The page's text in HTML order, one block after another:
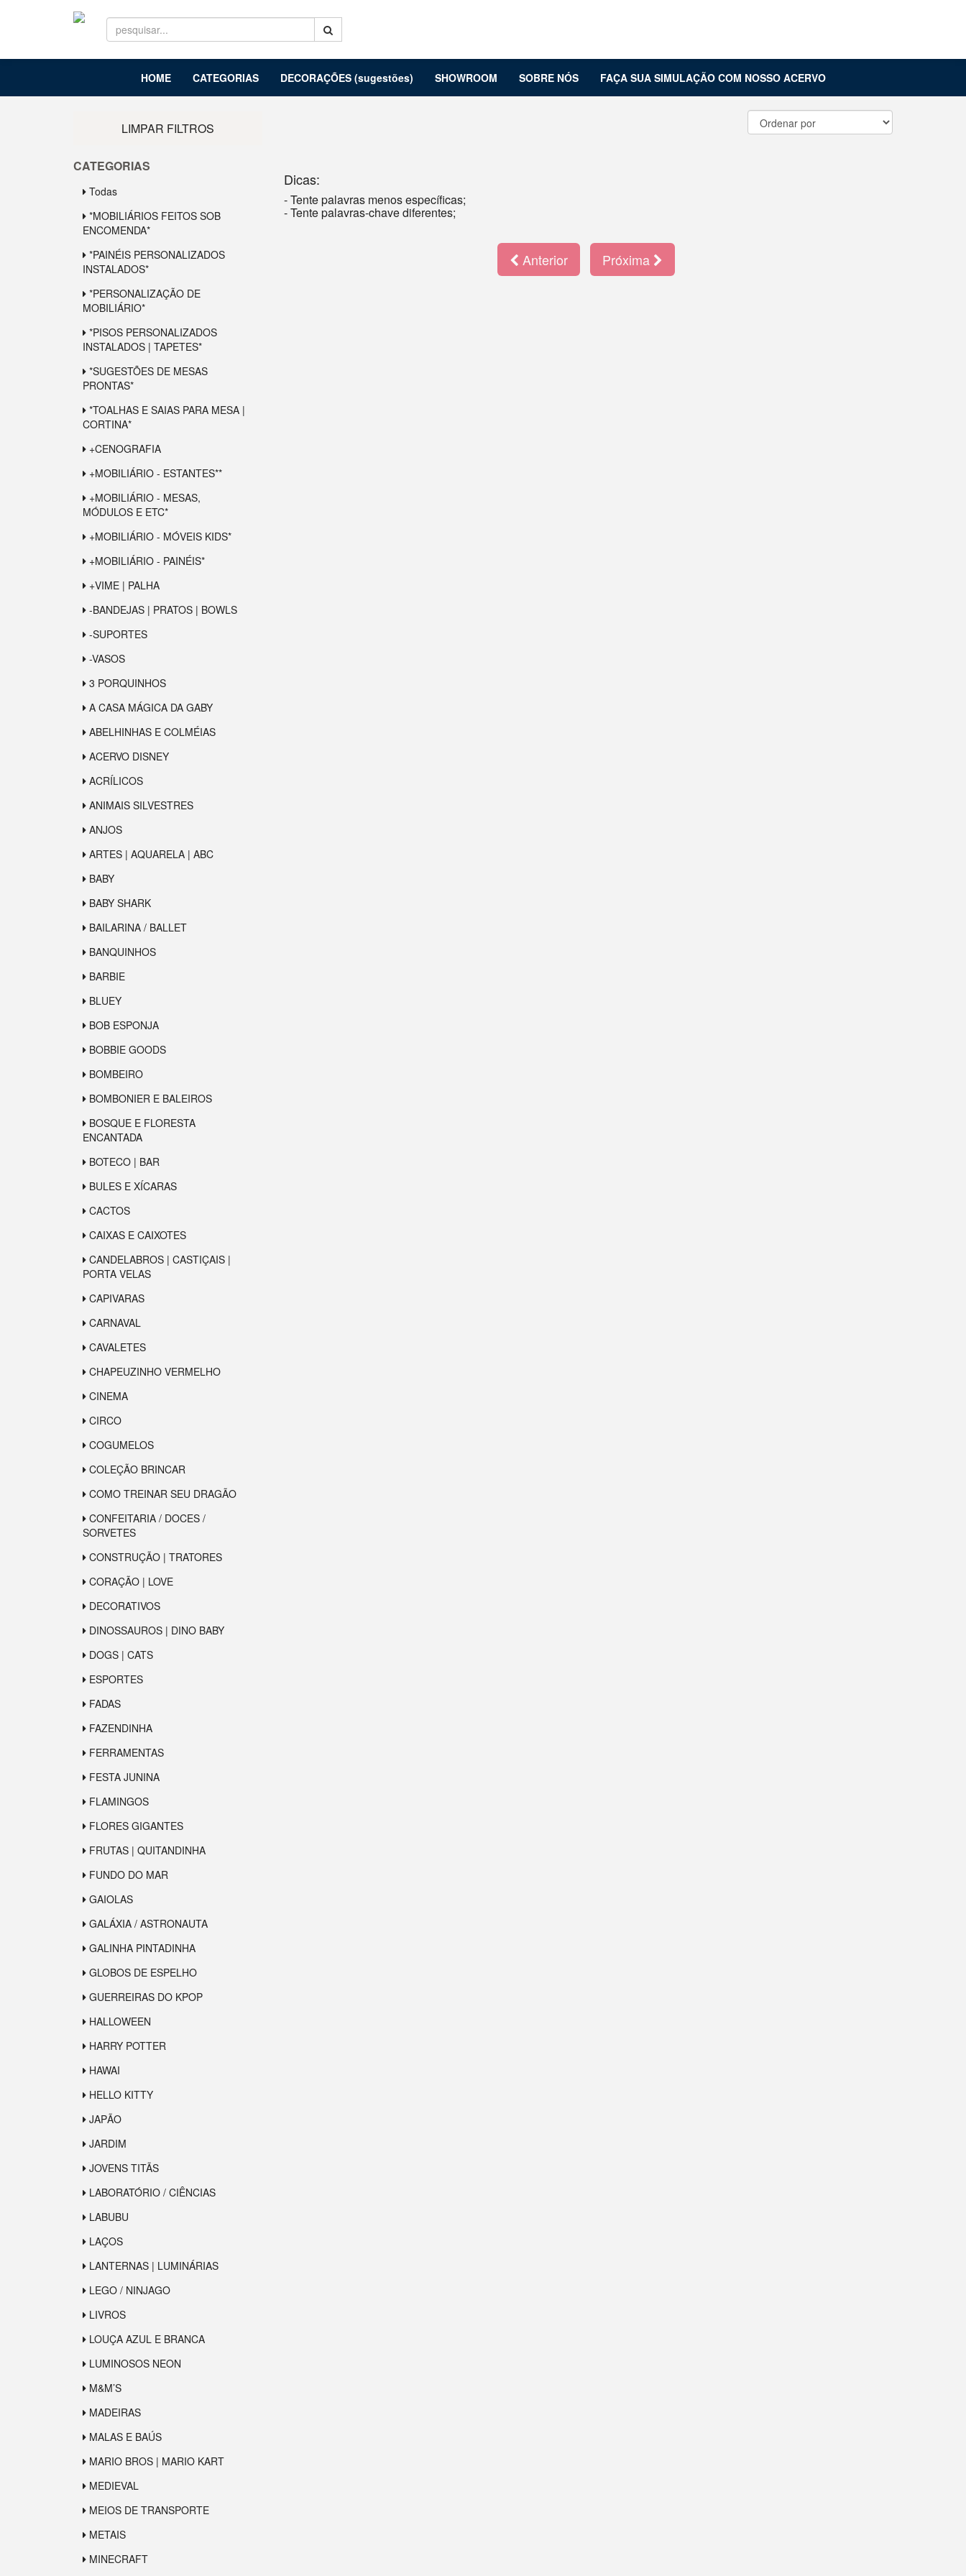
HOME CATEGORIAS DECORAÇÕES (sugestões) SHOWROOM SOBRE NÓS FAÇA SUA SIMULAÇÃO COM NOSSO ACERVO
LIMPAR FILTROS
CATEGORIAS
Todas
*MOBILIÁRIOS FEITOS SOB
ENCOMENDA*
*PAINÉIS PERSONALIZADOS
INSTALADOS*
*PERSONALIZAÇÃO DE
MOBILIÁRIO*
*PISOS PERSONALIZADOS
INSTALADOS | TAPETES*
*SUGESTÕES DE MESAS
PRONTAS*
*TOALHAS E SAIAS PARA MESA |
CORTINA*
+CENOGRAFIA
+MOBILIÁRIO - ESTANTES**
+MOBILIÁRIO - MESAS,
MÓDULOS E ETC*
+MOBILIÁRIO - MÓVEIS KIDS*
+MOBILIÁRIO - PAINÉIS*
+VIME | PALHA
-BANDEJAS | PRATOS | BOWLS
-SUPORTES
-VASOS
3 PORQUINHOS
A CASA MÁGICA DA GABY
ABELHINHAS E COLMÉIAS
ACERVO DISNEY
ACRÍLICOS
ANIMAIS SILVESTRES
ANJOS
ARTES | AQUARELA | ABC
BABY
BABY SHARK
BAILARINA / BALLET
BANQUINHOS
BARBIE
BLUEY
BOB ESPONJA
BOBBIE GOODS
BOMBEIRO
BOMBONIER E BALEIROS
BOSQUE E FLORESTA
ENCANTADA
BOTECO | BAR
BULES E XÍCARAS
CACTOS
CAIXAS E CAIXOTES
CANDELABROS | CASTIÇAIS |
PORTA VELAS
CAPIVARAS
CARNAVAL
CAVALETES
CHAPEUZINHO VERMELHO
CINEMA
CIRCO
COGUMELOS
COLEÇÃO BRINCAR
COMO TREINAR SEU DRAGÃO
CONFEITARIA / DOCES /
SORVETES
CONSTRUÇÃO | TRATORES
CORAÇÃO | LOVE
DECORATIVOS
DINOSSAUROS | DINO BABY
DOGS | CATS
ESPORTES
FADAS
FAZENDINHA
FERRAMENTAS
FESTA JUNINA
FLAMINGOS
FLORES GIGANTES
FRUTAS | QUITANDINHA
FUNDO DO MAR
GAIOLAS
GALÁXIA / ASTRONAUTA
GALINHA PINTADINHA
GLOBOS DE ESPELHO
GUERREIRAS DO KPOP
HALLOWEEN
HARRY POTTER
HAWAI
HELLO KITTY
JAPÃO
JARDIM
JOVENS TITÃS
LABORATÓRIO / CIÊNCIAS
LABUBU
LAÇOS
LANTERNAS | LUMINÁRIAS
LEGO / NINJAGO
LIVROS
LOUÇA AZUL E BRANCA
LUMINOSOS NEON
M&M’S
MADEIRAS
MALAS E BAÚS
MARIO BROS | MARIO KART
MEDIEVAL
MEIOS DE TRANSPORTE
METAIS
MINECRAFT
Dicas:
- Tente palavras menos específicas;
- Tente palavras-chave diferentes;
Anterior Próxima